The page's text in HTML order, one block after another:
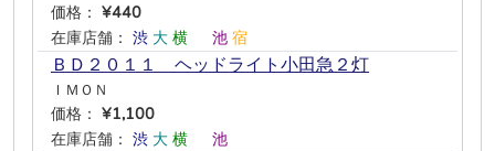
価格： ¥440
在庫店舗： 渋 大 横 池 宿
ＢＤ２０１１ ヘッドライト小田急２灯
ＩＭＯＮ
価格： ¥1,100
在庫店舗： 渋 大 横 池